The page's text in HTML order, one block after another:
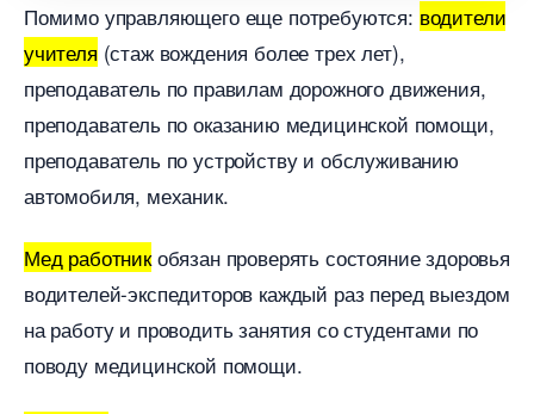
Помимо управляющего еще потребуются: одители
учителя (стаж вождения более трех лет),
преподаватель по правилам дорожного движения,
преподаватель по оказанию медицинской помощи,
преподаватель по устройству и обслуживанию
автомобиля, механик.
Мед работникобязан проверять состояние здоровья
одителей-экспедиторов каждый раз перед выездом
на работу и проводить занятия со студентами по
поводу медицинской помощи.